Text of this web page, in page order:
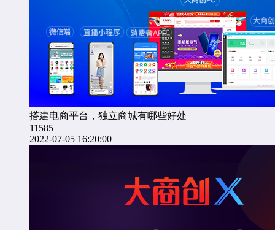
搭建电商平台，独立商城有哪些好处
11585
2022-07-05 16:20:00